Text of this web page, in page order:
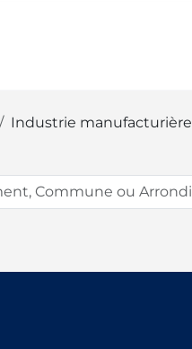
Industrie manufacturière